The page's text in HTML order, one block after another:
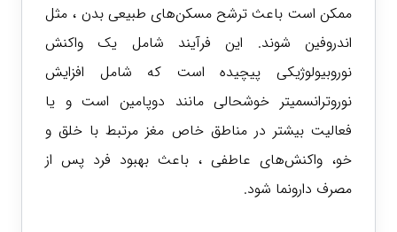
ممکن است باعث ترشح مسکن‌های طبیعی بدن ، مثل
اندروفین شوند. این فرآیند شامل یک واکنش
نوروبیولوژیکی پیچیده است که شامل افزایش
نوروترانسمیتر خوشحالی مانند دوپامین است و یا
فعالیت بیشتر در مناطق خاص مغز مرتبط با خلق و
خو، واکنش‌های عاطفی ، باعث بهبود فرد پس از
مصرف دارونما شود.